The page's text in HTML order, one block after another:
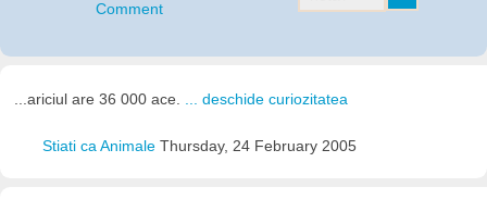
Comment
...ariciul are 36 000 ace. ... deschide curiozitatea
Stiati ca Animale Thursday, 24 February 2005